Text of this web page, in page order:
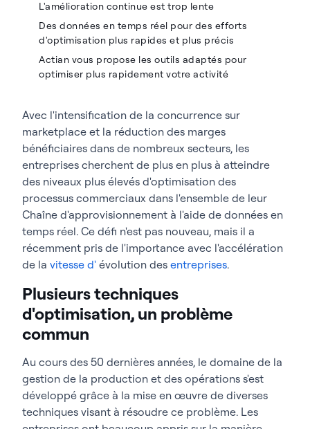
L'amélioration continue est trop lente
Des données en temps réel pour des efforts
d'optimisation plus rapides et plus précis
Actian vous propose les outils adaptés pour
optimiser plus rapidement votre activité
Avec l'intensification de la concurrence sur
marketplace et la réduction des marges
bénéficiaires dans de nombreux secteurs, les
entreprises cherchent de plus en plus à atteindre
des niveaux plus élevés d'optimisation des
processus commerciaux dans l'ensemble de leur
Chaîne d'approvisionnement à l'aide de données en
temps réel. Ce défi n'est pas nouveau, mais il a
récemment pris de l'importance avec l'accélération
de la vitesse d' évolution des entreprises.
Plusieurs techniques
d'optimisation, un problème
commun
Au cours des 50 dernières années, le domaine de la
gestion de la production et des opérations s'est
développé grâce à la mise en œuvre de diverses
techniques visant à résoudre ce problème. Les